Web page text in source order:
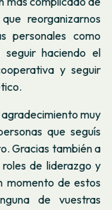
reorganizarnos
personales como
haciendo el
y seguir
muy
que seguís
Gracias también a
de liderazgo y
momento de estos
devuestras